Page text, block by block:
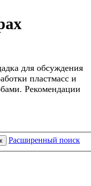
для обсуждения
пластмасс и
Рекомендации
Расширенный поиск